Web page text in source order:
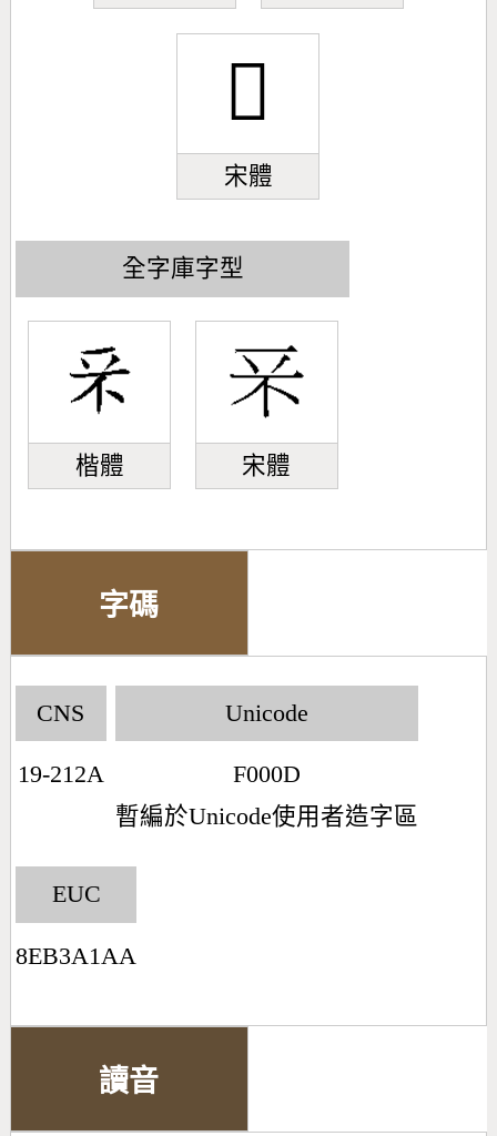
󰀍
宋體
全字庫字型
楷體 宋體
字碼
CNS
19-212A
Unicode
F000D
暫編於Unicode使用者造字區
EUC
8EB3A1AA
讀音